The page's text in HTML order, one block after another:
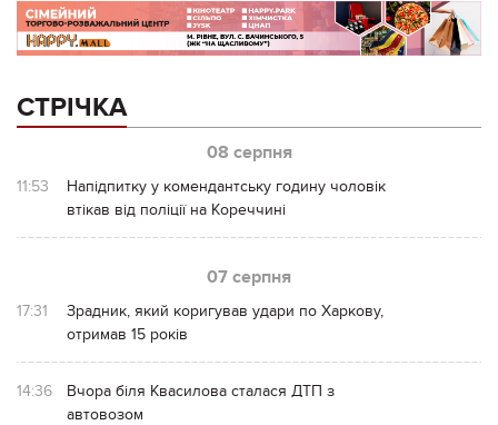
СТРІЧКА
08 серпня
11:53
Напідпитку у комендантську годину чоловік
втікав від поліції на Кореччині
07 серпня
17:31
Зрадник, який коригував удари по Харкову,
отримав 15 років
14:36
Вчора біля Квасилова сталася ДТП з
автовозом